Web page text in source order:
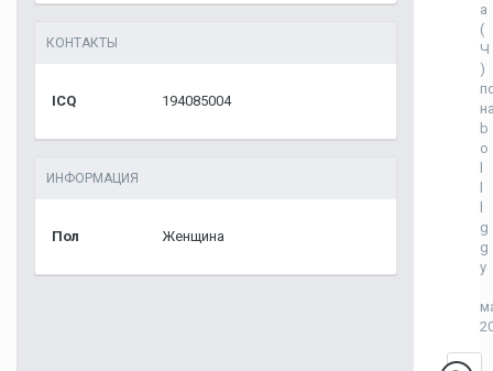
КОНТАКТЫ
ICQ 194085004
ИНФОРМАЦИЯ
Пол Женщина
а
(
Ч
)
b
o
g
g
y